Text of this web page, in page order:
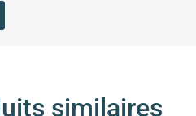
similaires